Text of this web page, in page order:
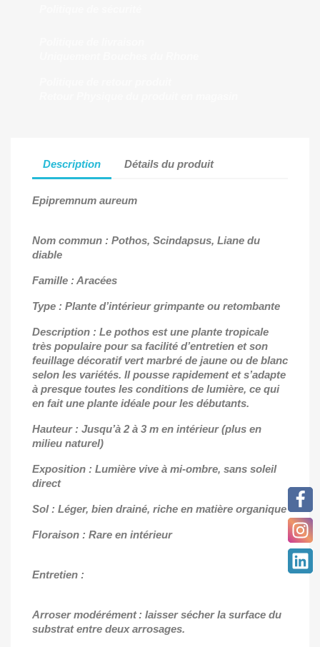
Description Détails du produit
Epipremnum aureum
Nom commun : Pothos, Scindapsus, Liane du
diable
Famille : Aracées
Type : Plante d’intérieur grimpante ou retombante
Description : Le pothos est une plante tropicale
très populaire pour sa facilité d’entretien et son
feuillage décoratif vert marbré de jaune ou de blanc
selon les variétés. Il pousse rapidement et s’adapte
à presque toutes les conditions de lumière, ce qui
en fait une plante idéale pour les débutants.
Hauteur : Jusqu’à 2 à 3 m en intérieur (plus en
milieu naturel)
Exposition : Lumière vive à mi-ombre, sans soleil
direct
Sol : Léger, bien drainé, riche en matière organique
Floraison : Rare en intérieur
Entretien :
Arroser modérément : laisser sécher la surface du
substrat entre deux arrosages.